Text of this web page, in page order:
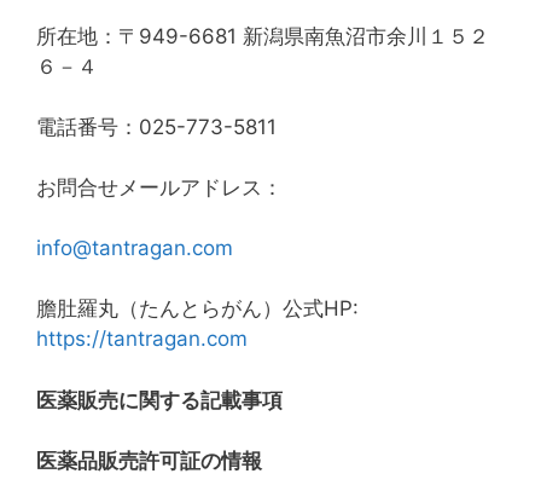
所在地：〒949-6681 新潟県南魚沼市余川１５２
６－４
電話番号：025-773-5811
お問合せメールアドレス：
info@tantragan.com
膽肚羅丸（たんとらがん）公式HP:
https://tantragan.com
医薬販売に関する記載事項
医薬品販売許可証の情報